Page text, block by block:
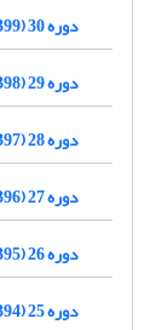
دوره 30 (1399)
دوره 29 (1398-1399)
دوره 28 (1397-1398)
دوره 27 (1396-1397)
دوره 26 (1395-1396)
دوره 25 (1394-1395)